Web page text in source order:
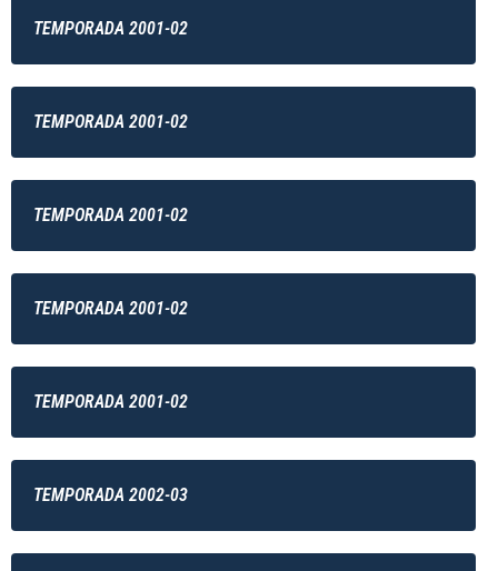
TEMPORADA 2001-02
TEMPORADA 2001-02
TEMPORADA 2001-02
TEMPORADA 2001-02
TEMPORADA 2001-02
TEMPORADA 2002-03